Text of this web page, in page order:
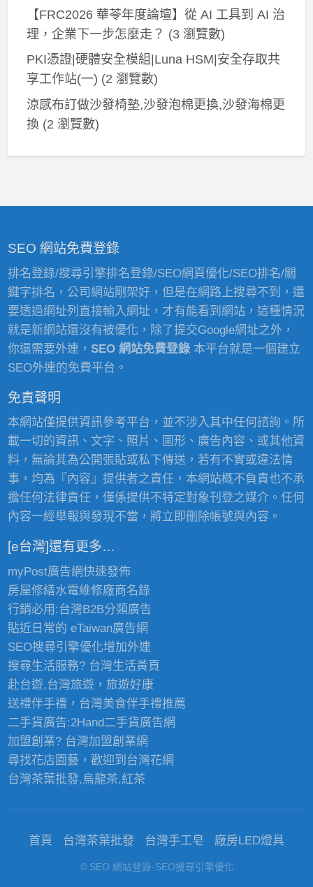
【FRC2026 華苓年度論壇】從 AI 工具到 AI 治
理，企業下一步怎麼走？ (3 瀏覽數)
PKI憑證|硬體安全模組|Luna HSM|安全存取共
享工作站(一) (2 瀏覽數)
涼感布訂做沙發椅墊,沙發泡棉更換,沙發海棉更
換(2 瀏覽數)
SEO 網站免費登錄
排名登錄/搜尋引擎排名登錄/SEO網頁優化/SEO排名/關
鍵字排名，公司網站剛架好，但是在網路上搜尋不到，還
要透過網址列直接輸入網址，才有能看到網站，這種情況
就是新網站還沒有被優化，除了提交Google網址之外，
你還需要外連， SEO 網站免費登錄本平台就是一個建立
SEO外連的免費平台。
免責聲明
本網站僅提供資訊參考平台，並不涉入其中任何諮詢。所
載一切的資訊、文字、照片、圖形、廣告內容、或其他資
料，無論其為公開張貼或私下傳送，若有不實或違法情
事，均為『內容』提供者之責任，本網站概不負責也不承
擔任何法律責任，僅係提供不特定對象刊登之媒介。任何
內容一經舉報與發現不當，將立即刪除帳號與內容。
[e台灣]還有更多…
myPost廣告網快速發佈
房屋修繕水電維修廠商名錄
行銷必用:台灣B2B分類廣告
貼近日常的 eTaiwan廣告網
SEO搜尋引擎優化增加外連
搜尋生活服務? 台灣生活黃頁
赴台遊,台灣旅遊，旅遊好康
送禮伴手禮，台灣美食伴手禮推薦
二手貨廣告:2Hand二手貨廣告網
加盟創業? 台灣加盟創業網
尋找花店園藝，歡迎到 台灣花網
台灣茶葉批發,烏龍茶,紅茶
首頁 台灣茶葉批發 台灣手工皂 廠房LED燈具
© SEO 網站登錄-SEO搜尋引擎優化